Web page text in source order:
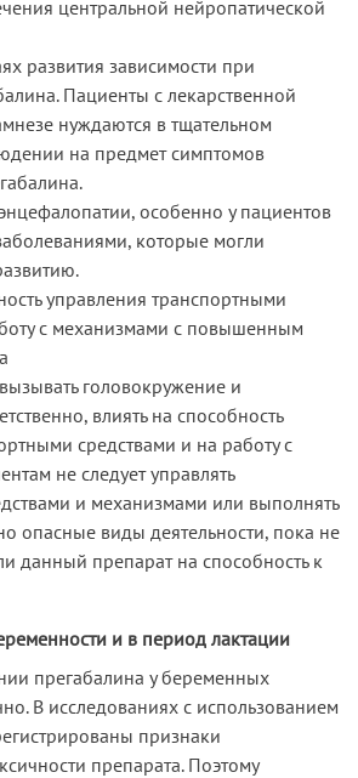
центральной нейропатической
развития зависимости при
Пациенты с лекарственной
нуждаются в тщательном
на предмет симптомов
особенно у пациентов
которые могли
управления транспортными
с механизмами с повышенным
головокружение и
влиять на способность
средствами и на работу с
не следует управлять
и механизмами или выполнять
опасные виды деятельности, пока не
данный препарат на способность к
и в период лактации
прегабалина у беременных
В исследованиях с использованием
признаки
препарата. Поэтому